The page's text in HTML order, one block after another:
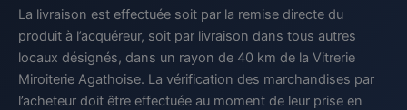
La livraison est effectuée soit par la remise directe du
produit à l’acquéreur, soit par livraison dans tous autres
locaux désignés, dans un rayon de 40 km de la Vitrerie
Miroiterie Agathoise. La vérification des marchandises par
l’acheteur doit être effectuée au moment de leur prise en